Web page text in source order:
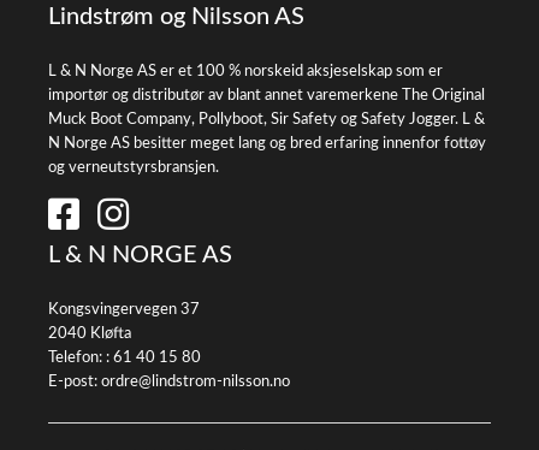
Lindstrøm og Nilsson AS
L & N Norge AS er et 100 % norskeid aksjeselskap som er
importør og distributør av blant annet varemerkene The Original
Muck Boot Company, Pollyboot, Sir Safety og Safety Jogger. L &
N Norge AS besitter meget lang og bred erfaring innenfor fottøy
og verneutstyrsbransjen.
L & N NORGE AS
Kongsvingervegen 37
2040 Kløfta
Telefon: : 61 40 15 80
E-post: ordre@lindstrom-nilsson.no